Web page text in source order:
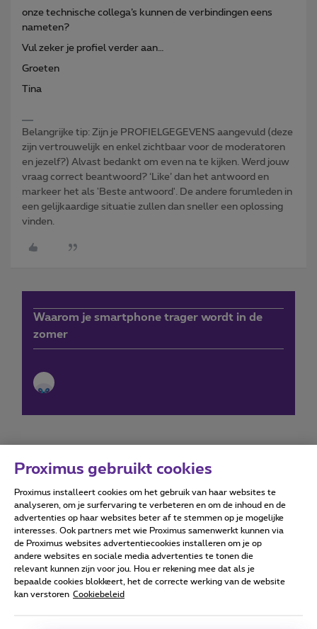
onze technische collega’s kunnen de verbindingen eens
nameten?
Vul zeker je profiel verder aan…
Groeten
Tina
Belangrijke tip: Zijn je PROFIELGEGEVENS aangevuld (deze
zijn vertrouwelijk en enkel zichtbaar voor de moderatoren
en jezelf?) Alvast bedankt om even na te kijken. Werd jouw
vraag correct beantwoord? ‘Like’ dan het antwoord en
markeer het als 'Beste antwoord'. De andere forumleden in
een gelijkaardige situatie zullen dan sneller een oplossing
vinden.
Waarom je smartphone trager wordt in de
zomer
Forumvoorwaarden Accessibility statement
Alle rechten voorbehouden. © Proximus
Algemene voorwaarden, consumenteninfo
Proximus gebruikt cookies
Proximus installeert cookies om het gebruik van haar websites te
analyseren, om je surfervaring te verbeteren en om de inhoud en de
advertenties op haar websites beter af te stemmen op je mogelijke
interesses. Ook partners met wie Proximus samenwerkt kunnen via
de Proximus websites advertentiecookies installeren om je op
andere websites en sociale media advertenties te tonen die
relevant kunnen zijn voor jou. Hou er rekening mee dat als je
bepaalde cookies blokkeert, het de correcte werking van de website
kan verstoren Cookiebeleid